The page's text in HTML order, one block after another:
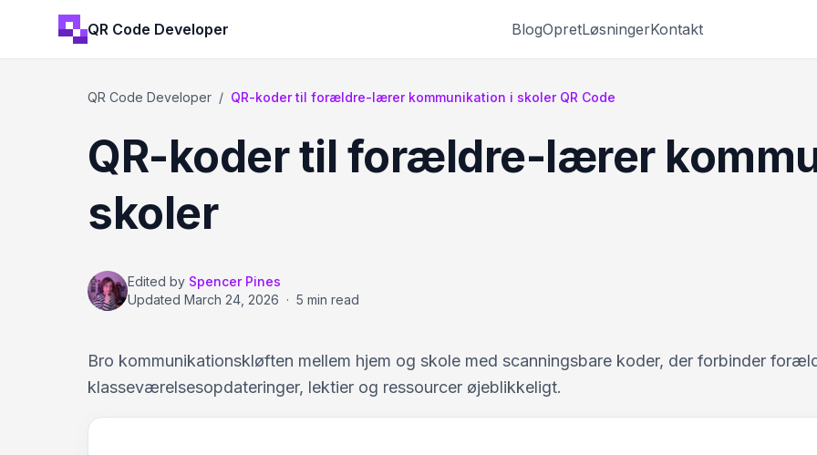
QR Code Developer BlogOpretLøsningerKontakt
QR Code Developer / QR-koder til forældre-lærer kommunikation i skoler QR Code
QR-koder til forældre-lærer
skoler
Edited by Spencer Pines
Updated March 24, 2026 · 5 min read
Bro kommunikationskløften mellem hjem og skole med scanningsbare koder, der forbinder
klasseværelsesopdateringer, lektier og ressourcer øjeblikkeligt.